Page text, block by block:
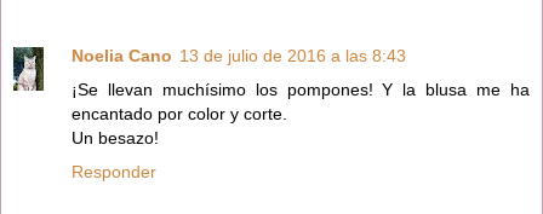
Noelia Cano 13 de julio de 2016 a las 8:43
¡Se llevan muchísimo los pompones! Y la blusa me ha
encantado por color y corte.
Un besazo!
Responder